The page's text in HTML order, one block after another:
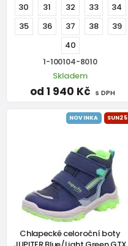
30 31 32 33
34
35
36 37 38
39
40
1-100104-8010
Skladem
od 1 940 Kč s DPH
NOVINKA SUN25
Chlapecké celoroční boty